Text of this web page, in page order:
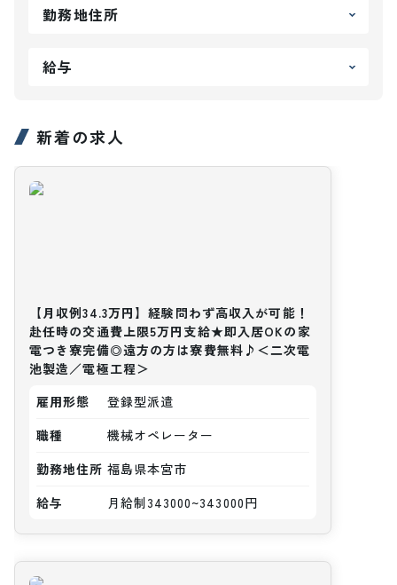
勤務地住所
給与
新着の求人
【月収例34.3万円】経験問わず高収入が可能！
赴任時の交通費上限5万円支給★即入居OKの家
電つき寮完備◎遠方の方は寮費無料♪＜二次電
池製造／電極工程＞
雇用形態
登録型派遣
職種
機械オペレーター
勤務地住所 福島県本宮市
給与
月給制343000~343000円